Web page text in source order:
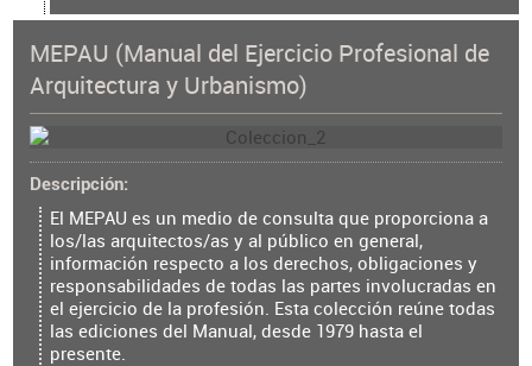
MEPAU (Manual del Ejercicio Profesional de
Arquitectura y Urbanismo)
Descripción
El MEPAU es un medio de consulta que proporciona a
los/las arquitectos/as y al público en general,
información respecto a los derechos, obligaciones y
responsabilidades de todas las partes involucradas en
el ejercicio de la profesión. Esta colección reúne todas
las ediciones del Manual, desde 1979 hasta el
presente.